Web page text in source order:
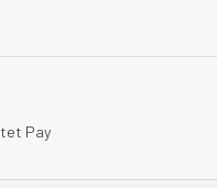
Pay